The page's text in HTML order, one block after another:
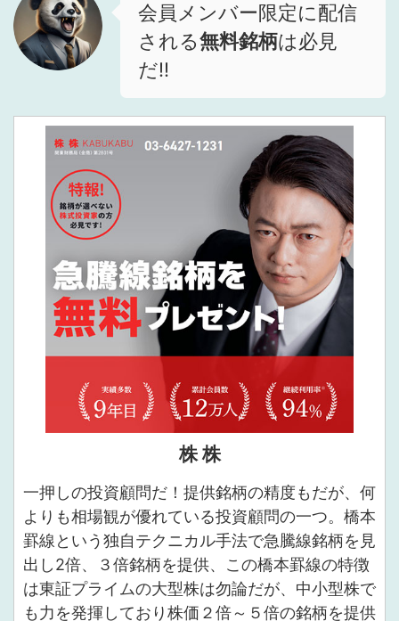
会員メンバー限定に配信
される無料銘柄は必見
だ!!
株 株
一押しの投資顧問だ！提供銘柄の精度もだが、何
よりも相場観が優れている投資顧問の一つ。橋本
罫線という独自テクニカル手法で急騰線銘柄を見
出し2倍、３倍銘柄を提供、この橋本罫線の特徴
は東証プライムの大型株は勿論だが、中小型株で
も力を発揮しており株価２倍～５倍の銘柄を提供